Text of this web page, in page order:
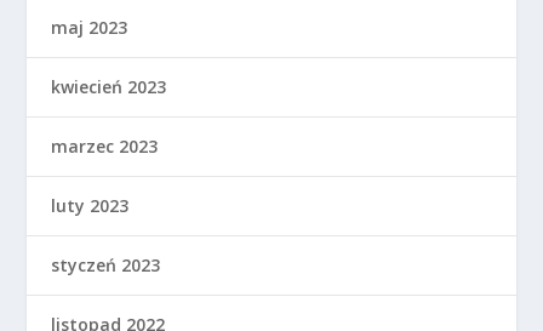
maj 2023
kwiecień 2023
marzec 2023
luty 2023
styczeń 2023
listopad 2022